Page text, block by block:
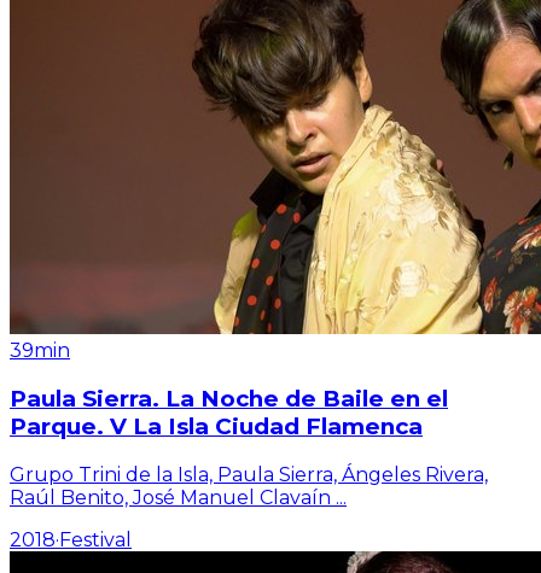
39min
Paula Sierra. La Noche de Baile en el
Parque. V La Isla Ciudad Flamenca
Grupo Trini de la Isla, Paula Sierra, Ángeles Rivera,
Raúl Benito, José Manuel Clavaín ...
2018·Festival